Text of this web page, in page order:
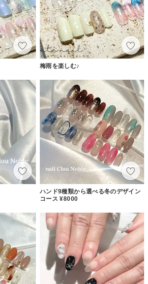
梅雨を楽しむ♪
ハンド9種類から選べる冬のデザイン
コース ¥8000